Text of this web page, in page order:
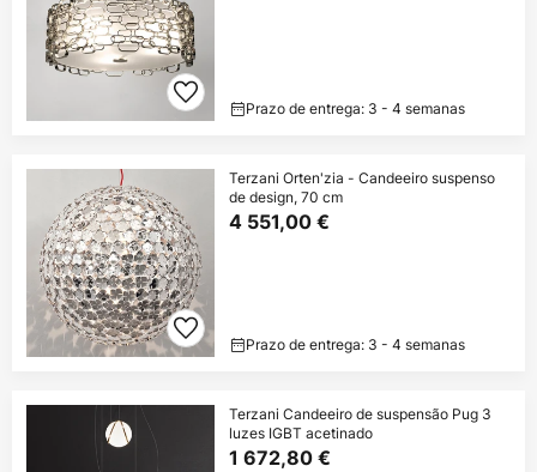
Prazo de entrega: 3 - 4 semanas
Terzani Orten'zia - Candeeiro suspenso
de design, 70 cm
4 551,00 €
Prazo de entrega: 3 - 4 semanas
Terzani Candeeiro de suspensão Pug 3
luzes IGBT acetinado
1 672,80 €